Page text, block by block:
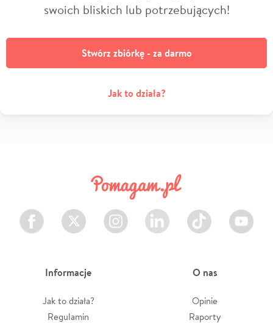
swoich bliskich lub potrzebujących!
Stwórz zbiórkę - za darmo
Jak to działa?
Facebook Twitter Instagram LinkedIn TikTok Youtube
Informacje
Jak to działa?
Regulamin
O nas
Opinie
Raporty